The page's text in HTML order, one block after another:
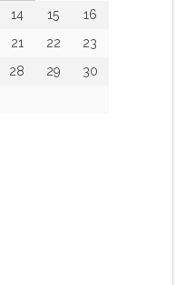
14 15
16
21 22
23
28 29
30